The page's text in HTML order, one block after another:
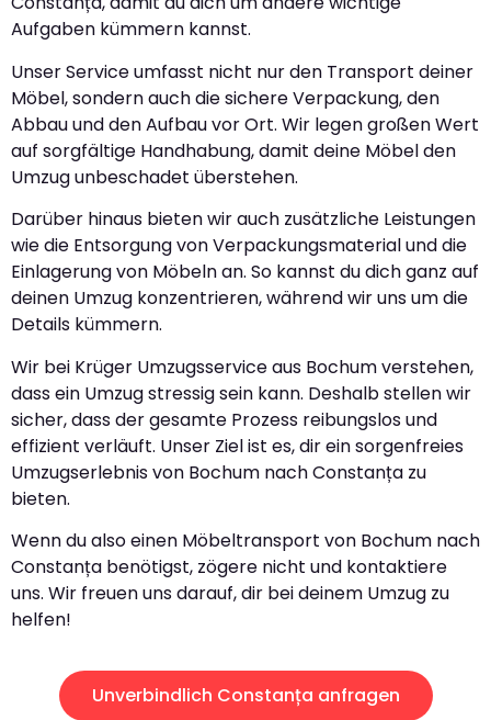
Aufgaben kümmern kannst.
Unser Service umfasst nicht nur den Transport deiner
Möbel, sondern auch die sichere Verpackung, den
Abbau und den Aufbau vor Ort. Wir legen großen Wert
auf sorgfältige Handhabung, damit deine Möbel den
Umzug unbeschadet überstehen.
Darüber hinaus bieten wir auch zusätzliche Leistungen
wie die Entsorgung von Verpackungsmaterial und die
Einlagerung von Möbeln an. So kannst du dich ganz auf
deinen Umzug konzentrieren, während wir uns um die
Details kümmern.
Wir bei Krüger Umzugsservice aus Bochum verstehen,
dass ein Umzug stressig sein kann. Deshalb stellen wir
sicher, dass der gesamte Prozess reibungslos und
effizient verläuft. Unser Ziel ist es, dir ein sorgenfreies
Umzugserlebnis von Bochum nach Constanța zu
bieten.
Wenn du also einen Möbeltransport von Bochum nach
Constanța benötigst, zögere nicht und kontaktiere
uns. Wir freuen uns darauf, dir bei deinem Umzug zu
helfen!
Unverbindlich Constanța anfragen